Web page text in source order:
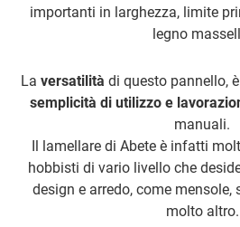
importanti in larghezza, limite
legno
La versatilità di questo pannello,
semplicità di utilizzo e
manuali.
Il lamellare di Abete è infatti
hobbisti di vario livello che
design e arredo, come mensole,
molto altro.